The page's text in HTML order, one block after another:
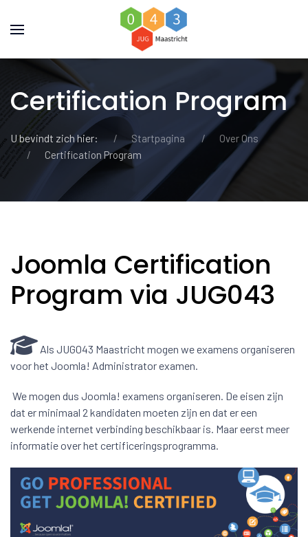
Certification Program
U bevindt zich hier: Startpagina
Over Ons
Certification Program
Joomla Certification
Program via JUG043
Als JUG043 Maastricht mogen we examens organiseren
voor het Joomla! Administrator examen.
We mogen dus Joomla! examens organiseren. De eisen zijn
dat er minimaal 2 kandidaten moeten zijn en dat er een
werkende internet verbinding beschikbaar is. Maar eerst meer
informatie over het certificeringsprogramma.